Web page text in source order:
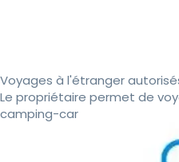
Voyages à l'étranger
Le propriétaire permet de
camping-car